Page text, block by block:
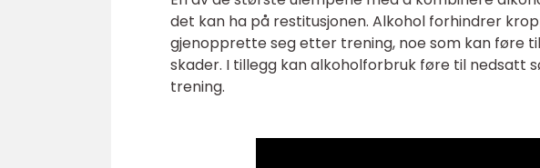
det kan ha på restitusjonen. Alkohol forhindrer
gjenopprette seg etter trening, noe som kan føre
skader. I tillegg kan alkoholforbruk føre til nedsatt
trening.